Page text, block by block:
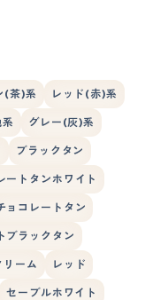
(茶)系 レッド(赤)系
グレー(灰)系
ブラックタン
ートタンホワイト
ョコレートタン
ブラックタン
リーム レッド
セーブルホワイト